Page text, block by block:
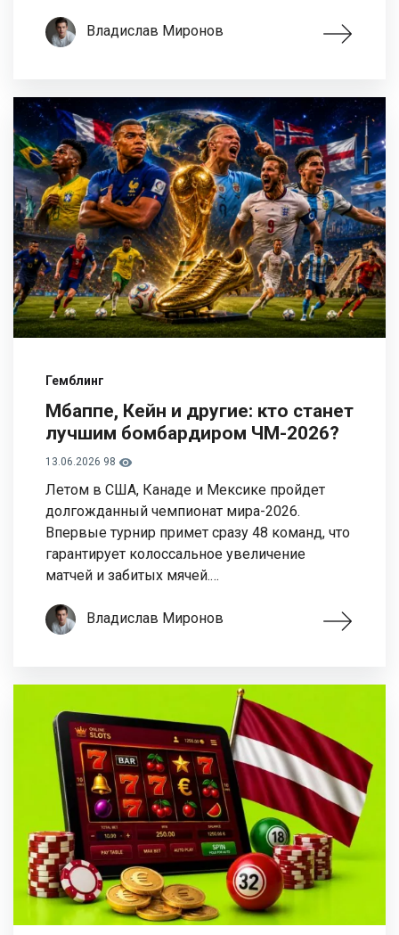
Владислав Миронов
Гемблинг
Мбаппе, Кейн и другие: кто станет
лучшим бомбардиром ЧМ-2026?
13.06.2026 98
Летом в США, Канаде и Мексике пройдет
долгожданный чемпионат мира-2026.
Впервые турнир примет сразу 48 команд, что
гарантирует колоссальное увеличение
матчей и забитых мячей.…
Владислав Миронов